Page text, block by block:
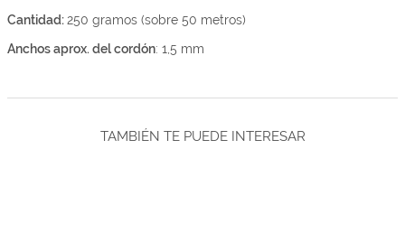
Cantidad:250 gramos (sobre 50 metros)
Anchos aprox. del cordón: 1,5 mm
TAMBIÉN TE PUEDE INTERESAR